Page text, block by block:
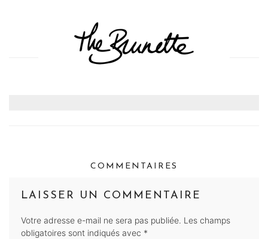
COMMENTAIRES
LAISSER UN COMMENTAIRE
Votre adresse e-mail ne sera pas publiée. Les champs
obligatoires sont indiqués avec *